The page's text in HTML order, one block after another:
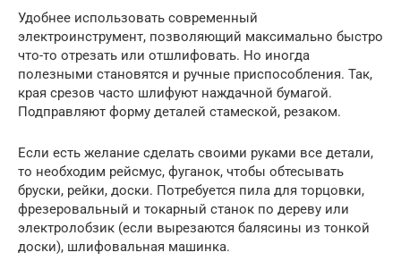
Удобнее использовать современный
электроинструмент, позволяющий максимально быстро
что-то отрезать или отшлифовать. Но иногда
полезными становятся и ручные приспособления. Так,
края срезов часто шлифуют наждачной бумагой.
Подправляют форму деталей стамеской, резаком.
Если есть желание сделать своими руками все детали,
то необходим рейсмус, фуганок, чтобы обтесывать
бруски, рейки, доски. Потребуется пила для торцовки,
фрезеровальный и токарный станок по дереву или
электролобзик (если вырезаются балясины из тонкой
доски), шлифовальная машинка.